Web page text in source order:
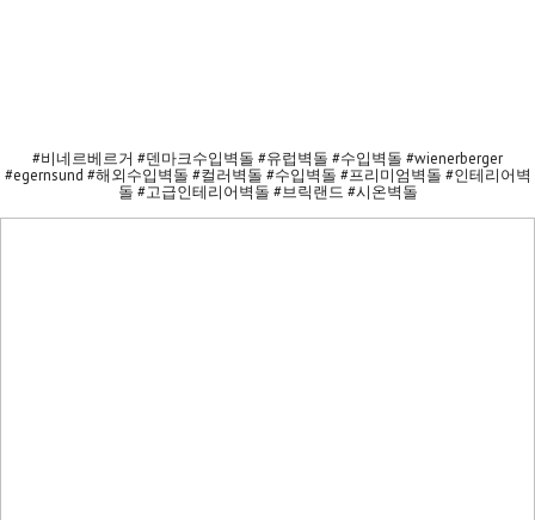
#비네르베르거 #덴마크수입벽돌 #유럽벽돌 #수입벽돌 #wienerberger
#egernsund #해외수입벽돌 #컬러벽돌 #수입벽돌 #프리미엄벽돌 #인테리어벽
돌 #고급인테리어벽돌 #브릭랜드 #시온벽돌